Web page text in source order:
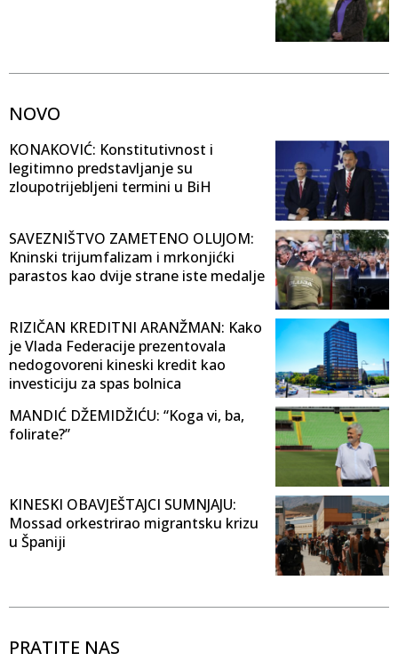
NOVO
KONAKOVIĆ: Konstitutivnost i
legitimno predstavljanje su
zloupotrijebljeni termini u BiH
SAVEZNIŠTVO ZAMETENO OLUJOM:
Kninski trijumfalizam i mrkonjićki
parastos kao dvije strane iste medalje
RIZIČAN KREDITNI ARANŽMAN: Kako
je Vlada Federacije prezentovala
nedogovoreni kineski kredit kao
investiciju za spas bolnica
MANDIĆ DŽEMIDŽIĆU: “Koga vi, ba,
folirate?”
KINESKI OBAVJEŠTAJCI SUMNJAJU:
Mossad orkestrirao migrantsku krizu
u Španiji
PRATITE NAS